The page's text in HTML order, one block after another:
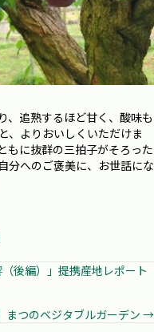
、追熟するほど甘く、酸味も
、よりおいしくいただけま
もに抜群の三拍子がそろった
自分へのご褒美に、お世話にな
後編）」提携産地レポート
まつのベジタブルガーデン →